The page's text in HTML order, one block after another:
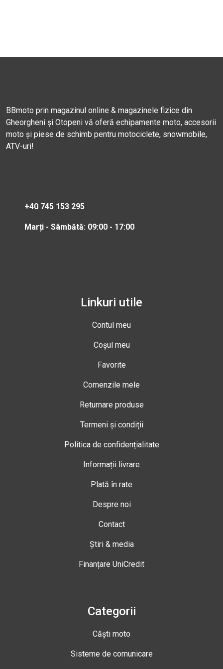
BBmoto prin magazinul online & magazinele fizice din
Gheorgheni și Otopeni vă oferă echipamente moto, accesorii
moto și piese de schimb pentru motociclete, snowmobile,
ATV-uri!
+40 745 153 295
Marți - Sâmbătă: 09:00 - 17:00
Linkuri utile
Contul meu
Coșul meu
Favorite
Comenzile mele
Returnare produse
Termeni și condiții
Politica de confidențialitate
Informații livrare
Plată în rate
Despre noi
Contact
Știri & media
Finanțare UniCredit
Categorii
Căști moto
Sisteme de comunicare